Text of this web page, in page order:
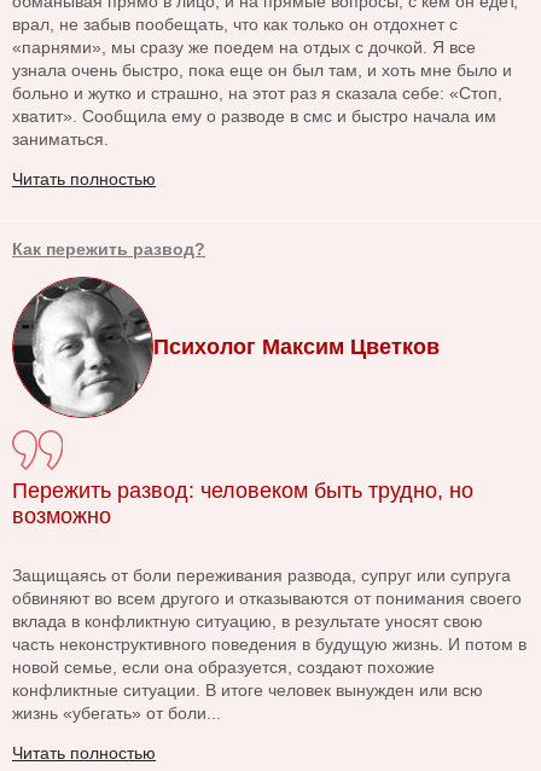
врал, не забыв пообещать, что как только он отдохнет с
«парнями», мы сразу же поедем на отдых с дочкой. Я все
узнала очень быстро, пока еще он был там, и хоть мне было и
больно и жутко и страшно, на этот раз я сказала себе: «Стоп,
хватит». Сообщила ему о разводе в смс и быстро начала им
заниматься.
Читать полностью
Как пережить развод?
Психолог Максим Цветков
Пережить развод: человеком быть трудно, но
возможно
Защищаясь от боли переживания развода, супруг или супруга
обвиняют во всем другого и отказываются от понимания своего
вклада в конфликтную ситуацию, в результате уносят свою
часть неконструктивного поведения в будущую жизнь. И потом в
новой семье, если она образуется, создают похожие
конфликтные ситуации. В итоге человек вынужден или всю
жизнь «убегать» от боли...
Читать полностью